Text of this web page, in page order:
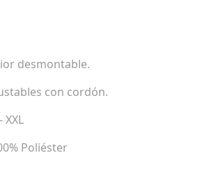
desmontable.
con cordón.
XXL
Poliéster